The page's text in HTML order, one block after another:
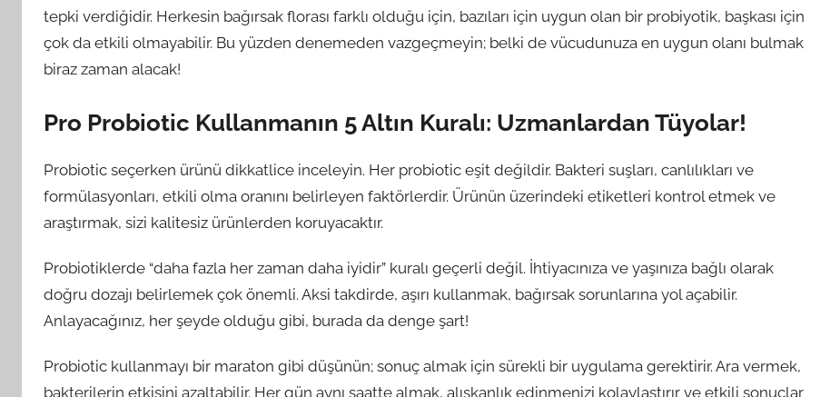
tepki verdiğidir. Herkesin bağırsak florası farklı olduğu için, bazıları için uygun olan bir probiyotik, başkası için
çok da etkili olmayabilir. Bu yüzden denemeden vazgeçmeyin; belki de vücudunuza en uygun olanı bulmak
biraz zaman alacak!
Pro Probiotic Kullanmanın 5 Altın Kuralı: Uzmanlardan Tüyolar!
Probiotic seçerken ürünü dikkatlice inceleyin. Her probiotic eşit değildir. Bakteri suşları, canlılıkları ve
formülasyonları, etkili olma oranını belirleyen faktörlerdir. Ürünün üzerindeki etiketleri kontrol etmek ve
araştırmak, sizi kalitesiz ürünlerden koruyacaktır.
Probiotiklerde “daha fazla her zaman daha iyidir” kuralı geçerli değil. İhtiyacınıza ve yaşınıza bağlı olarak
doğru dozajı belirlemek çok önemli. Aksi takdirde, aşırı kullanmak, bağırsak sorunlarına yol açabilir.
Anlayacağınız, her şeyde olduğu gibi, burada da denge şart!
Probiotic kullanmayı bir maraton gibi düşünün; sonuç almak için sürekli bir uygulama gerektirir. Ara vermek,
bakterilerin etkisini azaltabilir. Her gün aynı saatte almak, alışkanlık edinmenizi kolaylaştırır ve etkili sonuçlar